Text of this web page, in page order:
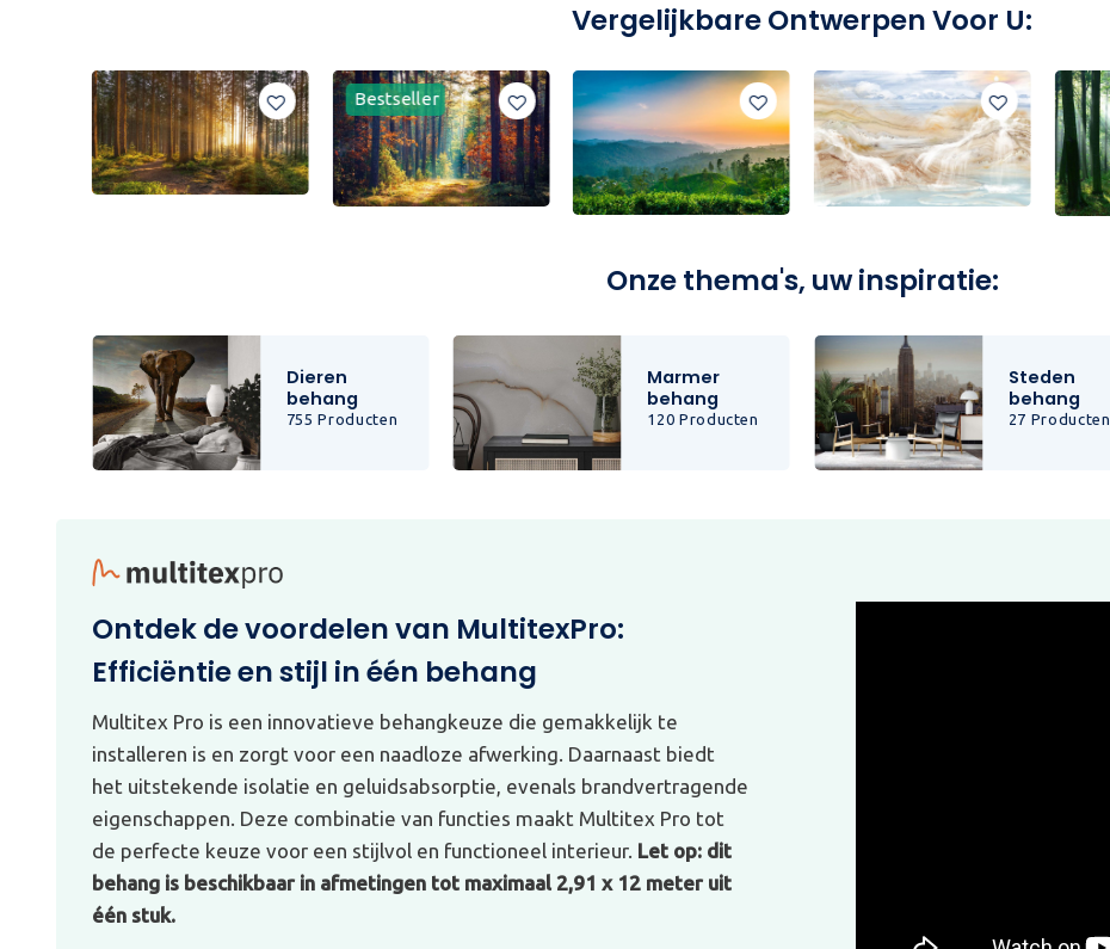
Vergelijkbare Ontwerpen Voor U:
Bestseller
Onze thema's, uw inspiratie:
Dieren
behang
755 Producten
Marmer
behang
120 Producten
Steden
behang
27 Producten
Ontdek de voordelen van MultitexPro:
Efficiëntie en stijl in één behang
Multitex Pro is een innovatieve behangkeuze die gemakkelijk te
installeren is en zorgt voor een naadloze afwerking. Daarnaast biedt
het uitstekende isolatie en geluidsabsorptie, evenals brandvertragende
eigenschappen. Deze combinatie van functies maakt Multitex Pro tot
de perfecte keuze voor een stijlvol en functioneel interieur. Let op: dit
behang is beschikbaar in afmetingen tot maximaal 2,91 x 12 meter uit
één stuk.